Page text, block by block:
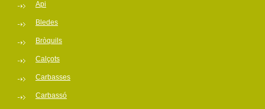
Api
Bledes
Bròquils
Calçots
Carbasses
Carbassó